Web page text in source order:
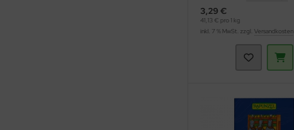
3,29 €
41,13 € pro 1 kg
inkl. 7 % MwSt. zzgl. Versandkosten